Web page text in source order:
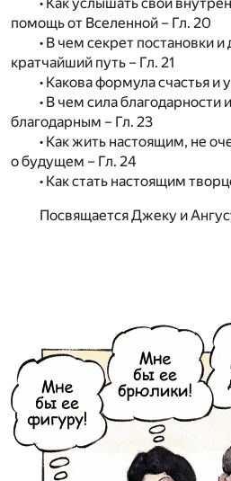
помощь от Вселенной – Гл. 20
• В чем секрет постановки
кратчайший путь – Гл. 21
• Какова формула счастья и
• В чем сила благодарности
благодарным – Гл. 23
• Как жить настоящим, не
о будущем – Гл. 24
• Как стать настоящим
Посвящается Джеку и